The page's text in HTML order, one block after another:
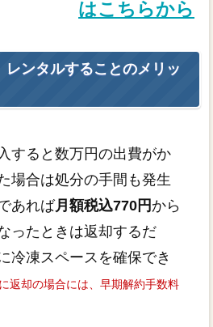
はこちらから
レンタルすることのメリッ
すると数万円の出費がか
場合は処分の手間も発生
あれば月額税込770円から
ったときは返却するだ
冷凍スペースを確保でき
返却の場合には、早期解約手数料